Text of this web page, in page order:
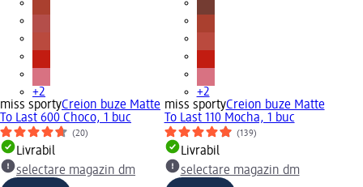
+2
miss sportyCreion buze Matte
To Last 600 Choco, 1 buc
(20)
Livrabil
selectare magazin dm
+2
miss sportyCreion buze Matte
To Last 110 Mocha, 1 buc
(139)
Livrabil
selectare magazin dm